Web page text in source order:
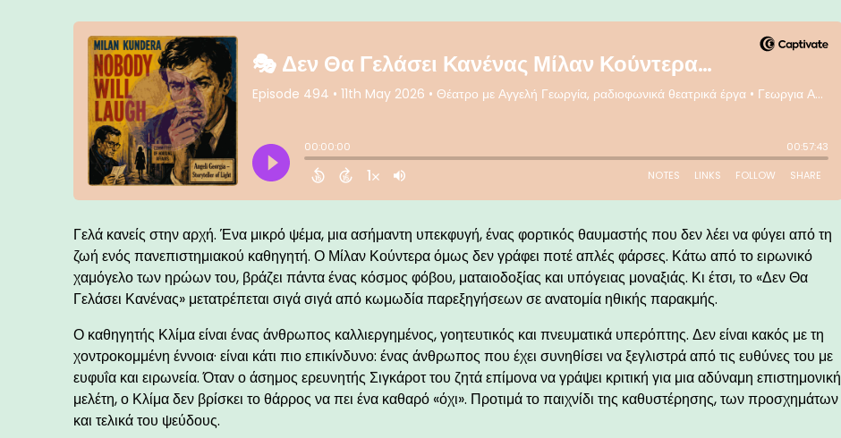
Γελά κανείς στην αρχή. Ένα μικρό ψέμα, μια ασήμαντη υπεκφυγή, ένας φορτικός θαυμαστής που δεν λέει να φύγει από τη
ζωή ενός πανεπιστημιακού καθηγητή. Ο Μίλαν Κούντερα όμως δεν γράφει ποτέ απλές φάρσες. Κάτω από το ειρωνικό
χαμόγελο των ηρώων του, βράζει πάντα ένας κόσμος φόβου, ματαιοδοξίας και υπόγειας μοναξιάς. Κι έτσι, το «Δεν Θα
Γελάσει Κανένας» μετατρέπεται σιγά σιγά από κωμωδία παρεξηγήσεων σε ανατομία ηθικής παρακμής.
Ο καθηγητής Κλίμα είναι ένας άνθρωπος καλλιεργημένος, γοητευτικός και πνευματικά υπερόπτης. Δεν είναι κακός με τη
χοντροκομμένη έννοια· είναι κάτι πιο επικίνδυνο: ένας άνθρωπος που έχει συνηθίσει να ξεγλιστρά από τις ευθύνες του με
ευφυΐα και ειρωνεία. Όταν ο άσημος ερευνητής Σιγκάροτ του ζητά επίμονα να γράψει κριτική για μια αδύναμη επιστημονική
μελέτη, ο Κλίμα δεν βρίσκει το θάρρος να πει ένα καθαρό «όχι». Προτιμά το παιχνίδι της καθυστέρησης, των προσχημάτων
και τελικά του ψεύδους.